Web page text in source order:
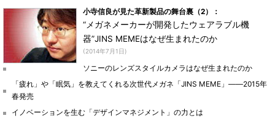
小寺信良が見た革新製品の舞台裏（2）：
“メガネメーカーが開発したウェアラブル機
器”JINS MEMEはなぜ生まれたのか
(2014年7月1日)
ソニーのレンズスタイルカメラはなぜ生まれたのか
「疲れ」や「眠気」を教えてくれる次世代メガネ「JINS MEME」――2015年
春発売
イノベーションを生む「デザインマネジメント」の力とは